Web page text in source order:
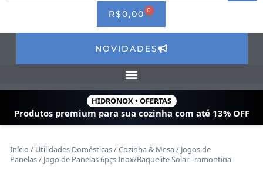
R$0,00 0 CART
NOVIDADES
HIDRONOX • OFERTAS
Produtos premium para sua cozinha com até 13% OFF
Início / Utilidades Domésticas/Cozinha & Mesa / Jogos de
Panelas/ Jogo de Panelas 6pçs Inox/Baquelite Solar Tramontina